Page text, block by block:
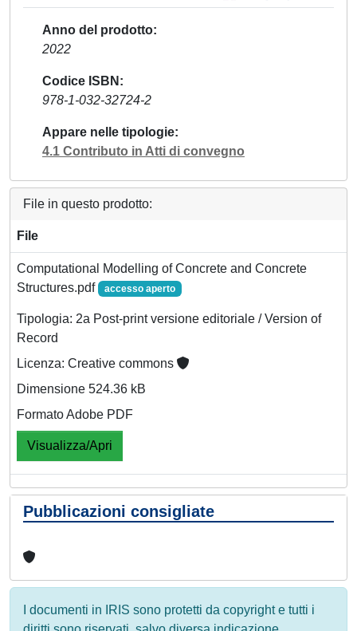
Anno del prodotto
2022
Codice ISBN
978-1-032-32724-2
Appare nelle tipologie
4.1 Contributo in Atti di convegno
File in questo prodotto:
File
Computational Modelling of Concrete and Concrete
Structures.pdf
accesso aperto
Tipologia: 2a Post-print versione editoriale / Version of
Record
Licenza: Creative commons
Dimensione 524.36 kB
Formato Adobe PDF
Visualizza/Apri
Pubblicazioni consigliate
I documenti in IRIS sono protetti da copyright e tutti i